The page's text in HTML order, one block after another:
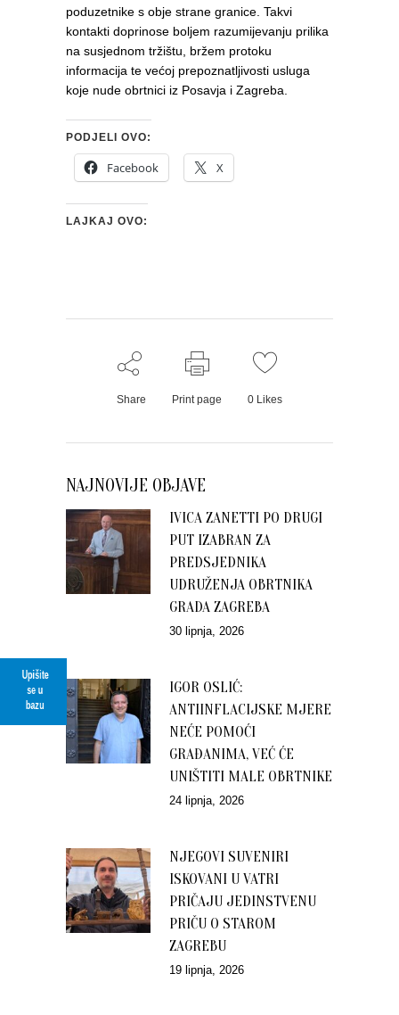
Upišite
se u
bazu
poduzetnike s obje strane granice. Takvi
kontakti doprinose boljem razumijevanju prilika
na susjednom tržištu, bržem protoku
informacija te većoj prepoznatljivosti usluga
koje nude obrtnici iz Posavja i Zagreba.
PODJELI OVO:
Facebook X
LAJKAJ OVO:
Share Print page 0 Likes
NAJNOVIJE OBJAVE
IVICA ZANETTI PO DRUGI
PUT IZABRAN ZA
PREDSJEDNIKA
UDRUŽENJA OBRTNIKA
GRADA ZAGREBA
30 lipnja, 2026
IGOR OSLIĆ:
ANTIINFLACIJSKE MJERE
NEĆE POMOĆI
GRAĐANIMA, VEĆ ĆE
UNIŠTITI MALE OBRTNIKE
24 lipnja, 2026
NJEGOVI SUVENIRI
ISKOVANI U VATRI
PRIČAJU JEDINSTVENU
PRIČU O STAROM
ZAGREBU
19 lipnja, 2026